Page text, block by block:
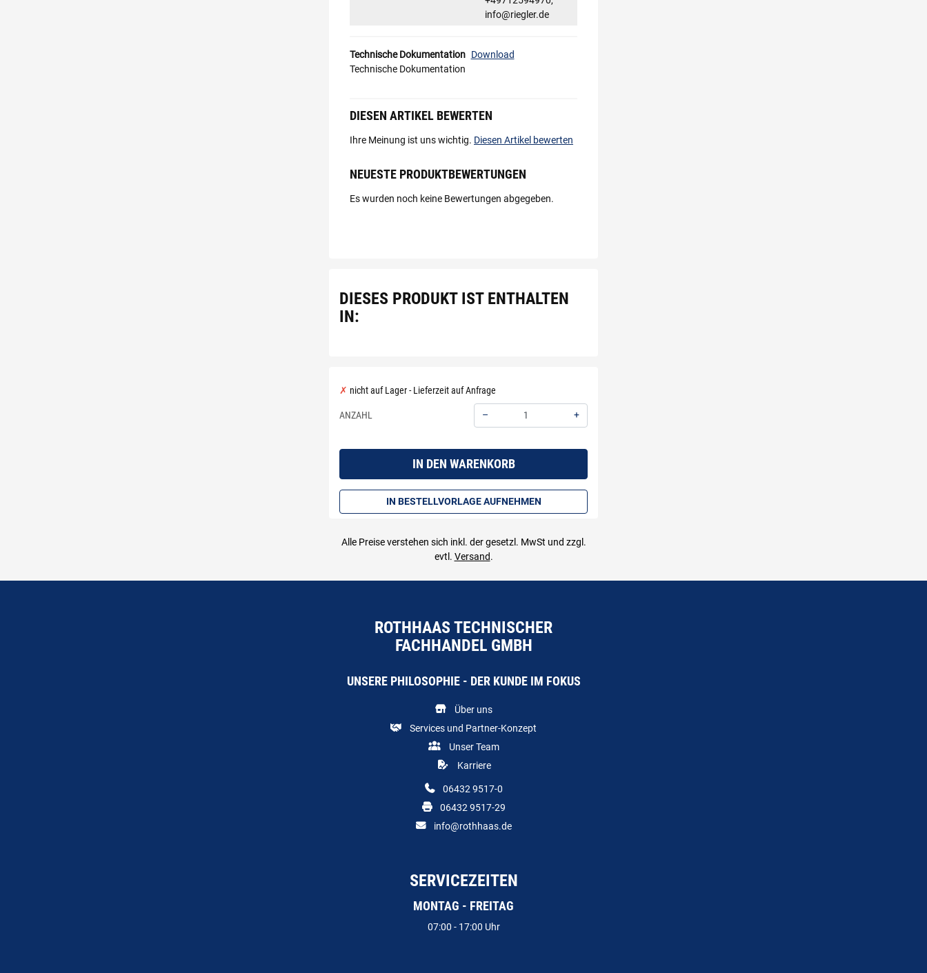
info@riegler.de
Technische Dokumentation Download
Technische Dokumentation
DIESEN ARTIKEL BEWERTEN
Ihre Meinung ist uns wichtig. Diesen Artikel bewerten
NEUESTE PRODUKTBEWERTUNGEN
Es wurden noch keine Bewertungen abgegeben.
DIESES PRODUKT IST ENTHALTEN
IN:
nicht auf Lager - Lieferzeit auf Anfrage
ANZAHL –
+
IN DEN WARENKORB
IN BESTELLVORLAGE AUFNEHMEN
Alle Preise verstehen sich inkl. der gesetzl. MwSt und zzgl.
evtl. Versand.
ROTHHAAS TECHNISCHER
FACHHANDEL GMBH
UNSERE PHILOSOPHIE - DER KUNDE IM FOKUS
Über uns
Services und Partner-Konzept
Unser Team
Karriere
06432 9517-0
06432 9517-29
info@rothhaas.de
SERVICEZEITEN
MONTAG - FREITAG
07:00 - 17:00 Uhr